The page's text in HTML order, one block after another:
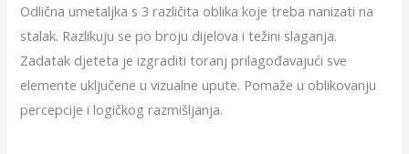
Odlična umetaljka s 3 različita oblika koje treba nanizati na
stalak. Razlikuju se po broju dijelova i težini slaganja.
Zadatak djeteta je izgraditi toranj prilagođavajući sve
elemente uključene u vizualne upute. Pomaže u oblikovanju
percepcije i logičkog razmišljanja.